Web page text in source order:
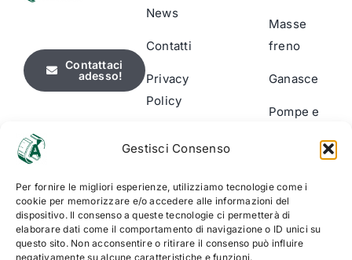
Gestisci Consenso
Per fornire le migliori esperienze, utilizziamo tecnologie come i
cookie per memorizzare e/o accedere alle informazioni del
dispositivo. Il consenso a queste tecnologie ci permetterà di
elaborare dati come il comportamento di navigazione o ID unici su
questo sito. Non acconsentire o ritirare il consenso può influire
negativamente su alcune caratteristiche e funzioni.
Contattaci
adesso!
News
Contatti
Privacy
Policy
Policy
Masse
freno
Ganasce
Pompe e
usura
Accessori
& Kit di